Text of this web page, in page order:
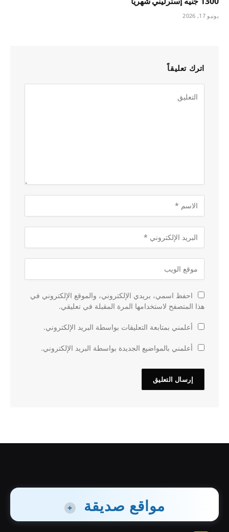
يونيو 17, 2026
اترك تعليقاً
احفظ اسمي، بريدي الإلكتروني، والموقع الإلكتروني في
هذا المتصفح لاستخدامها المرة المقبلة في تعليقي.
أعلمني بمتابعة التعليقات بواسطة البريد الإلكتروني.
أعلمني بالمواضيع الجديدة بواسطة البريد الإلكتروني.
مواقع صديقة +